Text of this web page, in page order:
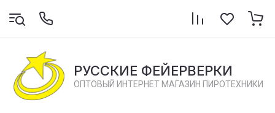
РУССКИЕ ФЕЙЕРВЕРКИ
ОПТОВЫЙ ИНТЕРНЕТ МАГАЗИН ПИРОТЕХНИКИ